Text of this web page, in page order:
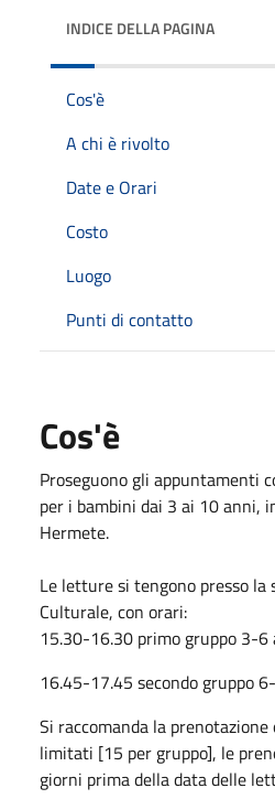
INDICE DELLA PAGINA
Cos'è
A chi è rivolto
Date e Orari
Costo
Luogo
Punti di contatto
Cos'è
Proseguono gli appuntamenti
per i bambini dai 3 ai 10 anni,
Hermete.
Le letture si tengono presso la
Culturale, con orari:
15.30-16.30 primo gruppo 3-6
16.45-17.45 secondo gruppo
Si raccomanda la
limitati [15 per gruppo], le
giorni prima della data delle